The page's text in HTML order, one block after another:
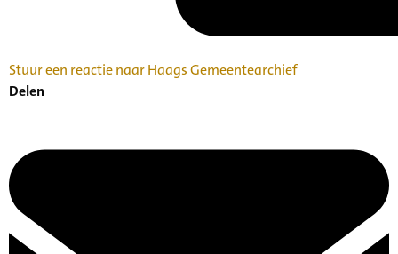
Stuur een reactie naar Haags Gemeentearchief
Delen